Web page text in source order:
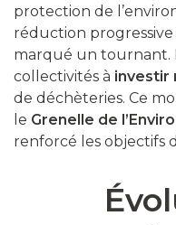
protection de
réduction
marqué un tournant.
collectivités à investir
de déchèteries. Ce
le Grenelle de
renforcé les objectifs